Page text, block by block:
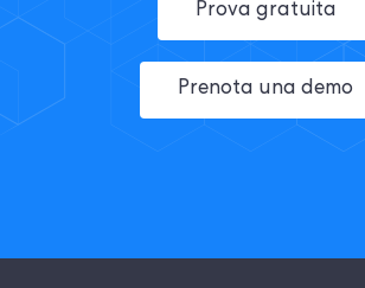
Prova gratuita
Prenota una demo